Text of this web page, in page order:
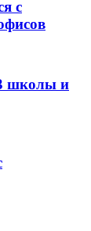
с
школы и